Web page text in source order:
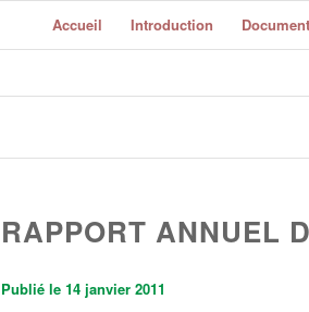
Accueil Introduction
RAPPORT ANNUEL
Publié le 14 janvier 2011